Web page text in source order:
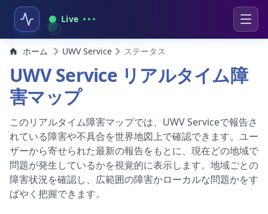
Live
ホーム UWV Service ステータス
UWV Service リアルタイム障
害マップ
このリアルタイム障害マップでは、UWV Serviceで報告さ
れている障害や不具合を世界地図上で確認できます。ユー
ザーから寄せられた最新の報告をもとに、現在どの地域で
問題が発生しているかを視覚的に表示します。地域ごとの
障害状況を確認し、広範囲の障害かローカルな問題かをす
ばやく把握できます。